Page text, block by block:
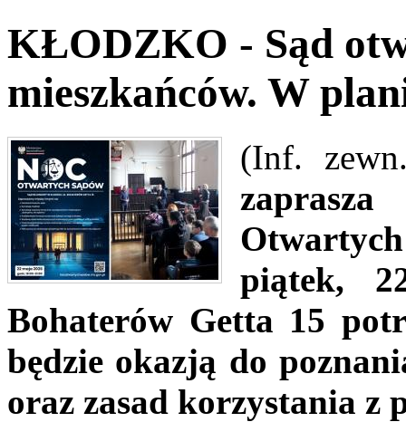
KŁODZKO - Sąd
mieszkańców. W
(Inf.
piątek,
Bohaterów Getta 15
będzie okazją do
oraz zasad korzystania z